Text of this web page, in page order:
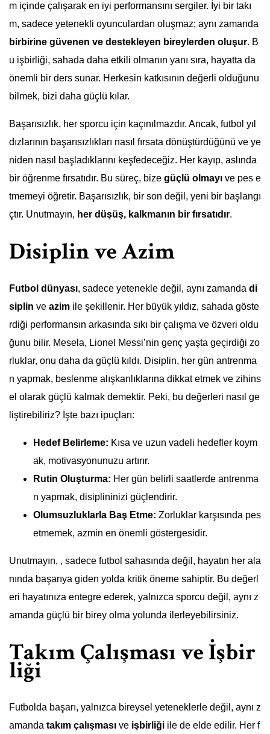
m içinde çalışarak en iyi performansını sergiler. İyi bir takı
m, sadece yetenekli oyunculardan oluşmaz; aynı zamanda
birbirine güvenen ve destekleyen bireylerden oluşur. B
u işbirliği, sahada daha etkili olmanın yanı sıra, hayatta da
önemli bir ders sunar. Herkesin katkısının değerli olduğunu
bilmek, bizi daha güçlü kılar.
Başarısızlık, her sporcu için kaçınılmazdır. Ancak, futbol yıl
dızlarının başarısızlıkları nasıl fırsata dönüştürdüğünü ve ye
niden nasıl başladıklarını keşfedeceğiz. Her kayıp, aslında
bir öğrenme fırsatıdır. Bu süreç, bize güçlü olmayı ve pes e
tmemeyi öğretir. Başarısızlık, bir son değil, yeni bir başlangı
çtır. Unutmayın, her düşüş, kalkmanın bir fırsatıdır.
Disiplin ve Azim
Futbol dünyası, sadece yetenekle değil, aynı zamanda di
siplin ve azim ile şekillenir. Her büyük yıldız, sahada göste
rdiği performansın arkasında sıkı bir çalışma ve özveri oldu
ğunu bilir. Mesela, Lionel Messi’nin genç yaşta geçirdiği zo
rluklar, onu daha da güçlü kıldı. Disiplin, her gün antrenma
n yapmak, beslenme alışkanlıklarına dikkat etmek ve zihins
el olarak güçlü kalmak demektir. Peki, bu değerleri nasıl ge
liştirebiliriz? İşte bazı ipuçları:
Hedef Belirleme: Kısa ve uzun vadeli hedefler koym
ak, motivasyonunuzu artırır.
Rutin Oluşturma: Her gün belirli saatlerde antrenma
n yapmak, disiplininizi güçlendirir.
Olumsuzluklarla Baş Etme: Zorluklar karşısında pes
etmemek, azmin en önemli göstergesidir.
Unutmayın, , sadece futbol sahasında değil, hayatın her ala
nında başarıya giden yolda kritik öneme sahiptir. Bu değerl
eri hayatınıza entegre ederek, yalnızca sporcu değil, aynı z
amanda güçlü bir birey olma yolunda ilerleyebilirsiniz.
Takım Çalışması ve İşbir
liği
Futbolda başarı, yalnızca bireysel yeteneklerle değil, aynı z
amanda takım çalışması ve işbirliği ile de elde edilir. Her f